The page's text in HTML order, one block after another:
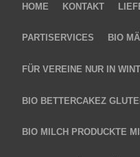
HOME KONTAKT
PARTISERVICES BIO
FÜR VEREINE NUR IN
BIO BETTERCAKEZ
BIO MILCH PRODUCKTE